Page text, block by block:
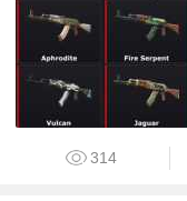
314